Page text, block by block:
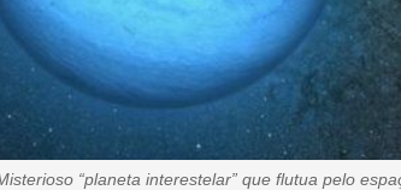
“planeta interestelar” que flutua pelo